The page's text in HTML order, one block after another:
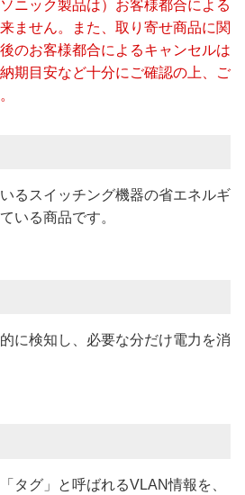
ニック製品は）お客様都合による
ません。また、取り寄せ商品に関
のお客様都合によるキャンセルは
期目安など十分にご確認の上、ご
るスイッチング機器の省エネルギ
いる商品です。
に検知し、必要な分だけ電力を消
タグ」と呼ばれるVLAN情報を、